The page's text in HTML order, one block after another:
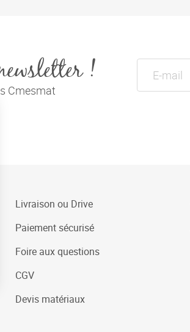
!
Cmesmat
Livraison ou Drive
Paiement sécurisé
Foire aux questions
CGV
Devis matériaux